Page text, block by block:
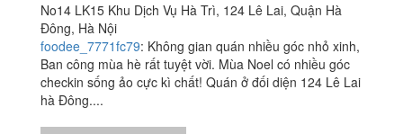
No14 LK15 Khu Dịch Vụ Hà Trì, 124 Lê Lai, Quận Hà
Đông, Hà Nội
foodee_7771fc79: Không gian quán nhiều góc nhỏ xinh,
Ban công mùa hè rất tuyệt vời. Mùa Noel có nhiều góc
checkin sống ảo cực kì chất! Quán ở đối diện 124 Lê Lai
hà Đông....